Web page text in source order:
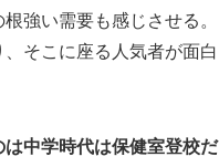
強い需要も感じさせる。
そこに座る人気者が面白
中学時代は保健室登校だ